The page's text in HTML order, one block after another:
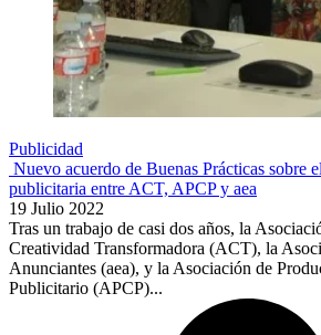
Publicidad
Nuevo acuerdo de Buenas Prácticas sobre
publicitaria entre ACT, APCP y aea
19 Julio 2022
Tras un trabajo de casi dos años, la
Creatividad Transformadora (ACT), la
Anunciantes (aea), y la Asociación de
Publicitario (APCP)...